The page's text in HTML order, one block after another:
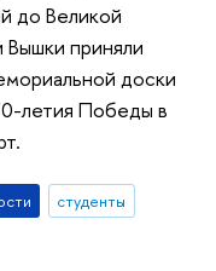
до Великой
приняли
доски
летия Победы в
студенты